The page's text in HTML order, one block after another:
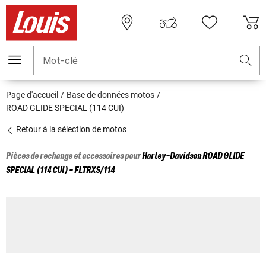
Mot-clé
Page d'accueil
Base de données motos
ROAD GLIDE SPECIAL (114 CUI)
Retour à la sélection de motos
Pièces de rechange et accessoires pourHarley-DavidsonROAD GLIDE
SPECIAL (114 CUI) - FLTRXS/114